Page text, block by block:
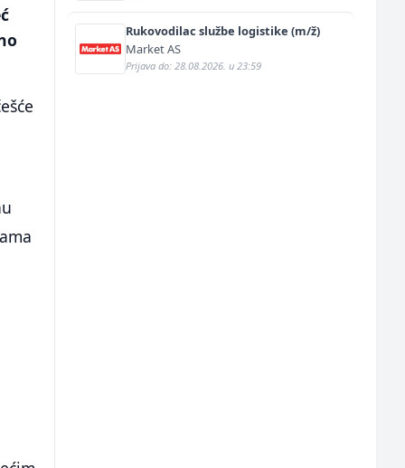
Rukovodilac službe logistike (m/ž)
Market AS
Prijava do: 28.08.2026. u 23:59